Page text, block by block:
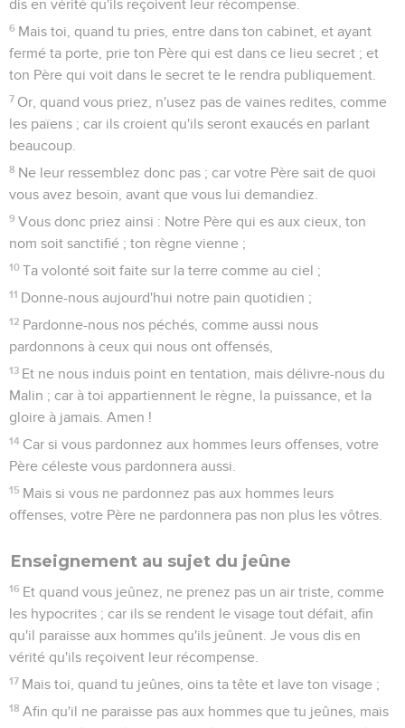
dis en vérité qu'ils reçoivent leur récompense.
6 Mais toi, quand tu pries, entre dans ton cabinet, et ayant
fermé ta porte, prie ton Père qui est dans ce lieu secret ; et
ton Père qui voit dans le secret te le rendra publiquement.
7 Or, quand vous priez, n'usez pas de vaines redites, comme
les païens ; car ils croient qu'ils seront exaucés en parlant
beaucoup.
8 Ne leur ressemblez donc pas ; car votre Père sait de quoi
vous avez besoin, avant que vous lui demandiez.
9 Vous donc priez ainsi : Notre Père qui es aux cieux, ton
nom soit sanctifié ; ton règne vienne ;
10 Ta volonté soit faite sur la terre comme au ciel ;
11 Donne-nous aujourd'hui notre pain quotidien ;
12 Pardonne-nous nos péchés, comme aussi nous
pardonnons à ceux qui nous ont offensés,
13 Et ne nous induis point en tentation, mais délivre-nous du
Malin ; car à toi appartiennent le règne, la puissance, et la
gloire à jamais. Amen !
14 Car si vous pardonnez aux hommes leurs offenses, votre
Père céleste vous pardonnera aussi.
15 Mais si vous ne pardonnez pas aux hommes leurs
offenses, votre Père ne pardonnera pas non plus les vôtres.
Enseignement au sujet du jeûne
16 Et quand vous jeûnez, ne prenez pas un air triste, comme
les hypocrites ; car ils se rendent le visage tout défait, afin
qu'il paraisse aux hommes qu'ils jeûnent. Je vous dis en
vérité qu'ils reçoivent leur récompense.
17 Mais toi, quand tu jeûnes, oins ta tête et lave ton visage ;
18 Afin qu'il ne paraisse pas aux hommes que tu jeûnes, mais